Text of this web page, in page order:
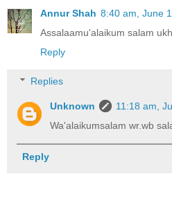
Annur Shah 8:40 am, June
Assalaamu'alaikum salam
Reply
Replies
Unknown
11:18 am,
Wa'alaikumsalam wr.wb
Reply